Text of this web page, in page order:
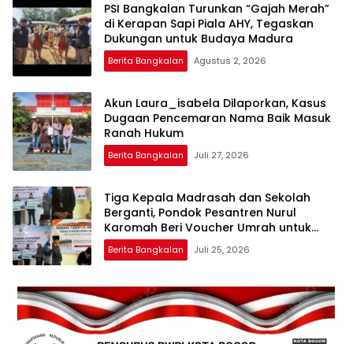
PSI Bangkalan Turunkan “Gajah Merah”
di Kerapan Sapi Piala AHY, Tegaskan
Dukungan untuk Budaya Madura
Berita Bangkalan Agustus 2, 2026
Akun Laura_isabela Dilaporkan, Kasus
Dugaan Pencemaran Nama Baik Masuk
Ranah Hukum
Berita Bangkalan Juli 27, 2026
Tiga Kepala Madrasah dan Sekolah
Berganti, Pondok Pesantren Nurul
Karomah Beri Voucher Umrah untuk
Para Purna Tugas
Berita Bangkalan Juli 25, 2026